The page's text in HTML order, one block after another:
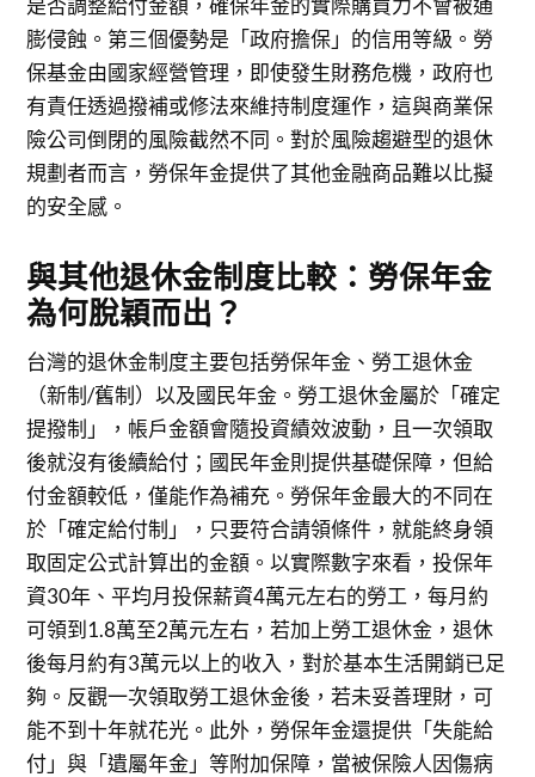
膨侵蝕。第三個優勢是「政府擔保」的信用等級。勞
保基金由國家經營管理，即使發生財務危機，政府也
有責任透過撥補或修法來維持制度運作，這與商業保
險公司倒閉的風險截然不同。對於風險趨避型的退休
規劃者而言，勞保年金提供了其他金融商品難以比擬
的安全感。
與其他退休金制度比較：勞保年金
為何脫穎而出？
台灣的退休金制度主要包括勞保年金、勞工退休金
（新制/舊制）以及國民年金。勞工退休金屬於「確定
提撥制」，帳戶金額會隨投資績效波動，且一次領取
後就沒有後續給付；國民年金則提供基礎保障，但給
付金額較低，僅能作為補充。勞保年金最大的不同在
於「確定給付制」，只要符合請領條件，就能終身領
取固定公式計算出的金額。以實際數字來看，投保年
資30年、平均月投保薪資4萬元左右的勞工，每月約
可領到1.8萬至2萬元左右，若加上勞工退休金，退休
後每月約有3萬元以上的收入，對於基本生活開銷已足
夠。反觀一次領取勞工退休金後，若未妥善理財，可
能不到十年就花光。此外，勞保年金還提供「失能給
付」與「遺屬年金」等附加保障，當被保險人因傷病